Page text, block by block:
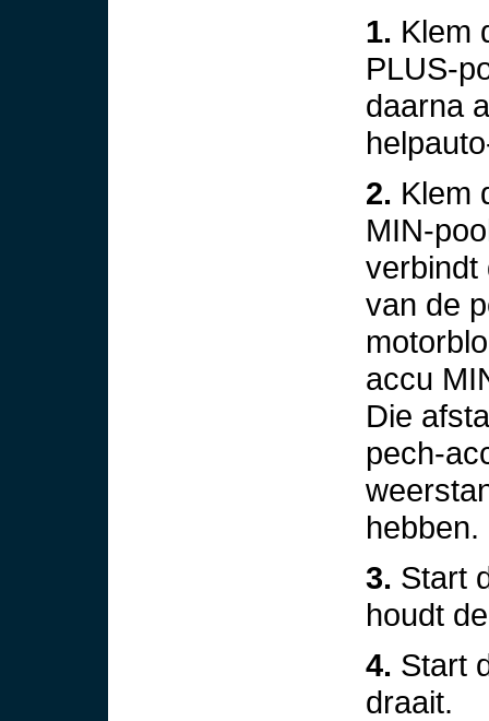
1. Klem
PLUS-
daarna
2. Klem
MIN-
verbindt
van de
accu
Die
pech-
hebben.
3. Start
houdt
4. Start
draait.